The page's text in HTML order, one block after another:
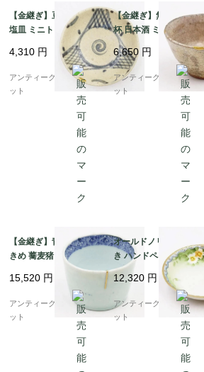
【金継ぎ】豆皿 小皿 手
塩皿 ミニトレイ 染付
呉須 藍色 焼き物 素朴
かわいい 明治 大正 骨
董 アンティーク（網・
渦）A
4,310 円
アンティークブルーパロ
ット
【金継ぎ】無地 貫入 盃
杯 日本酒 ミニマル レ
トロモダン アンティー
ク 和食器 酒器
6,650円
アンティークブルーパロ
ット
【金継ぎ】青磁 染付 大
きめ 蕎麦猪口 カップ
小鉢 骨董 和食器 呉須
藍 アンティーク 和モダ
ン（五弁花・菱・格
子）A
15,520 円
アンティークブルーパロ
ット
オールドノリタケ 手描
き ハンドペイント デザ
ート皿 ボウル NORITA
KE 日本製 アンティー
ク（水色縁・クリーム
色の花）B
12,320 円
アンティークブルーパロ
ット